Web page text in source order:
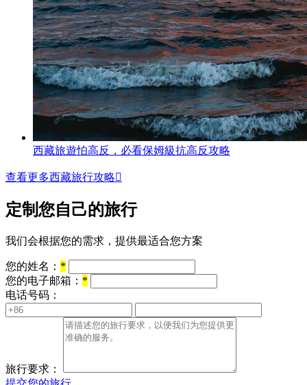
西藏旅遊怕高反，必看保姆級抗高反攻略
查看更多西藏旅行攻略
定制您自己的旅行
我们会根据您的需求，提供最适合您方案
您的姓名： *
您的电子邮箱： *
电话号码：
旅行要求：